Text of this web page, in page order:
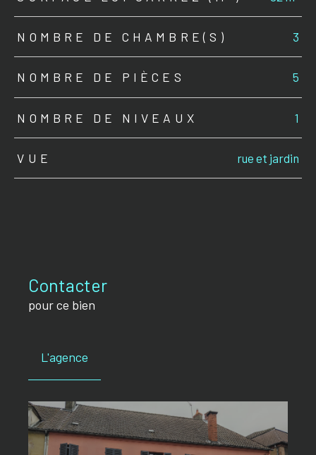
NOMBRE DE CHAMBRE(S) 3
NOMBRE DE PIÈCES 5
NOMBRE DE NIVEAUX 1
VUE rue et jardin
Contacter
pour ce bien
L'agence